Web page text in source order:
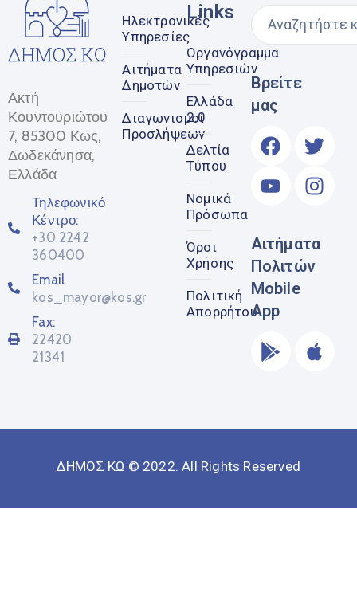
Ακτή
Κουντουριώτου
7, 85300 Κως,
Δωδεκάνησα,
Ελλάδα
Τηλεφωνικό
Κέντρο:
+30 2242
360400
Email
kos_mayor@kos.gr
Fax:
22420
21341
Ηλεκτρονικές
Υπηρεσίες
Αιτήματα
Δημοτών
Διαγωνισμοί
Προσλήψεων
Links
Οργανόγραμμα
Υπηρεσιών
Ελλάδα
2.0
Δελτία
Τύπου
Νομικά
Πρόσωπα
Όροι
Χρήσης
Πολιτική
Απορρήτου
Βρείτε
μας
Αιτήματα
Πολιτών
Mobile
App
ΔΗΜΟΣ ΚΩ © 2022. All Rights Reserved